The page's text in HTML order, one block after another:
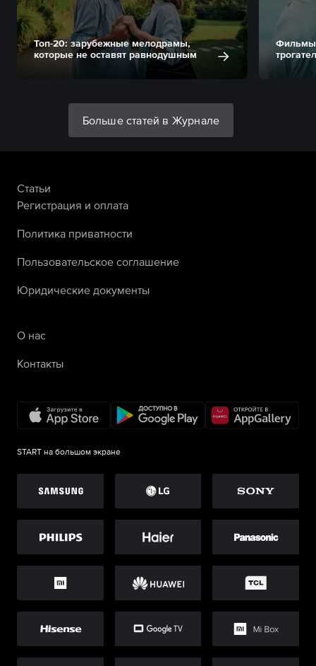
Топ-20: зарубежные мелодрамы,
которые не оставят равнодушным
Фильмы
Больше статей в Журнале
Статьи
Регистрация и оплата
Политика приватности
Пользовательское соглашение
Юридические документы
О нас
Контакты
START на большом экране